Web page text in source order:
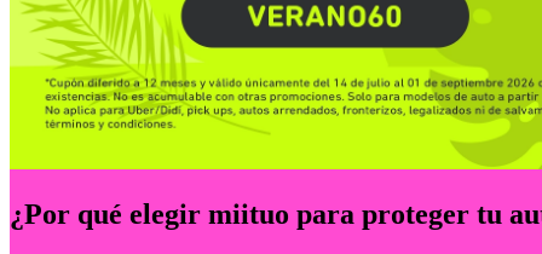
¿Por qué elegir miituo para proteger tu